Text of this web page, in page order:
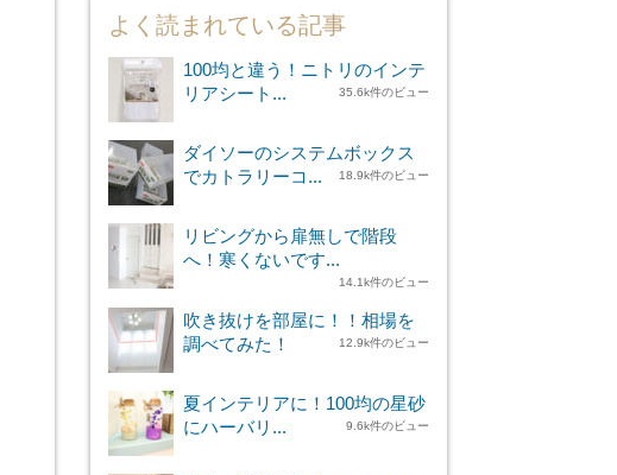
よく読まれている記事
100均と違う！ニトリのインテ
リアシート...
35.6k件のビュー
ダイソーのシステムボックス
でカトラリーコ...
18.9k件のビュー
リビングから扉無しで階段
へ！寒くないです...
14.1k件のビュー
吹き抜けを部屋に！！相場を
調べてみた！
12.9k件のビュー
夏インテリアに！100均の星砂
にハーバリ...
9.6k件のビュー